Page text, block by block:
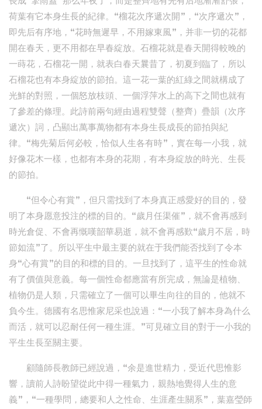
荷葉有它本身生長的紀律。“榴花次序遞次開”，“次序遞次”，
即先后有序地，“花時無遲早，不用嫁東風”，并非一切的花都
開在春天，更不用都在早春綻放。石榴花就是春天開得較晚的
一蒔花，石榴花一開，就表白春天曩昔了，初夏到臨了，所以
石榴花也有本身綻放的節拍。這一花一葉的紅綠之間就構成了
光鮮的對照，一個怒放枝頭、一個浮萍水上的高下之間也就有
了參差的條理。此詩前兩句經由過程雙聲（整齊）疊韻（次序
遞次）詞，凸顯出萬事萬物都有本身生長成長的節拍與紀
律。“梅先菊后何必較，恰似人生各有時”，實在每一小我，就
好像花木一樣，也都有本身的花期，有本身綻放的時光、生長
的節拍。
“但令心有賞”，但只需找到了本身真正感愛好的目的，發
明了本身愿意投注的標的目的。“歲月任渠催”，就不會再感到
時光倉促、不會再慨嘆韶華易逝，就不會再感歎“歲月不居，時
節如流”了。所以平生中最主要的就在于我們能否找到了令本
身“心有賞”的目的和標的目的。一旦找到了，這平生的性命就
有了價值與意義。每一個性命都應當有所完成，無論是植物、
植物仍是人類，只需確立了一個可以畢生向往的目的，他就不
負今生。德國有名思惟家尼采也說過：“一小我了解本身為什么
而活，就可以忍耐任何一種生涯。”可見確立目的對于一小我的
平生生長至關主要。
顧隨師長教師已經說過，“余是進世精力，受近代思惟影
響，讀前人詩盼望從此中得一種氣力，親熱地覺得人生的意
義”，“一種學問，總要和人之性命、生涯產生關系”，葉嘉瑩師